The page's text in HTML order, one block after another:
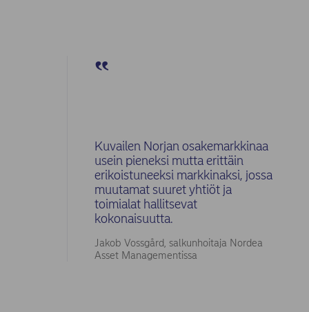
Kuvailen Norjan osakemarkkinaa
usein pieneksi mutta erittäin
erikoistuneeksi markkinaksi, jossa
muutamat suuret yhtiöt ja
toimialat hallitsevat
kokonaisuutta.
Jakob Vossgård, salkunhoitaja Nordea
Asset Managementissa